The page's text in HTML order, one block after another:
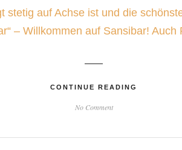
stetig auf Achse ist und die
– Willkommen auf Sansibar!
CONTINUE READING
No Comment